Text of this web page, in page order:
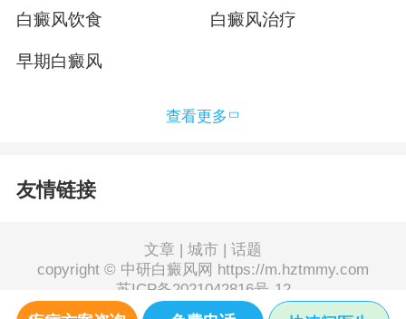
白癜风饮食 白癜风治疗
早期白癜风
查看更多
友情链接
文章 | 城市 | 话题
copyright © 中研白癜风网 https://m.hztmmy.com
苏ICP备2021042816号-12